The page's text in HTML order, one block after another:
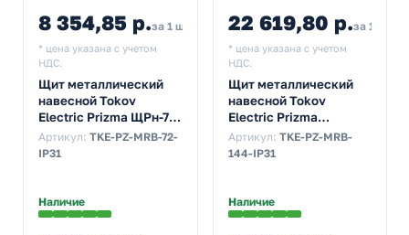
8 354,85 р.за 1 шт
* цена указана с учетом
НДС.
Щит металлический
навесной Tokov
Electric Prizma ЩРн-72
72м 480х560х120 с
Din-рейкой IP31 серый
Артикул: TKE-PZ-MRB-72-
IP31
Наличие
22 619,80 р.за 1 шт
* цена указана с учетом
НДС.
Щит металлический
навесной Tokov
Electric Prizma
ЩРн-144 144м
610х780х120 с Din-
Артикул: TKE-PZ-MRB-
144-IP31
Наличие